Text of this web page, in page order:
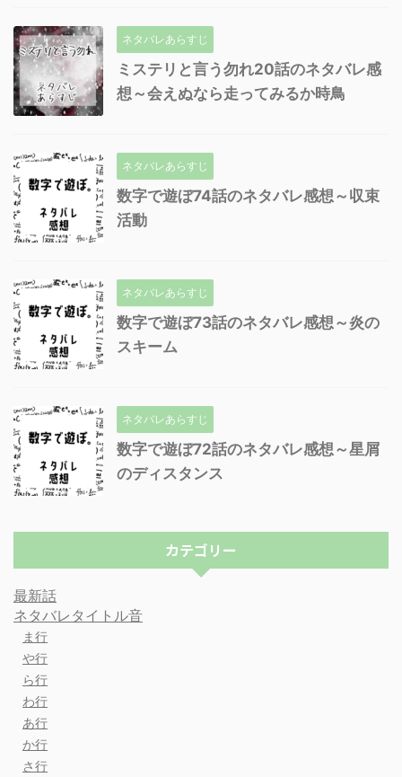
ネタバレあらすじ
ミステリと言う勿れ20話のネタバレ感
想～会えぬなら走ってみるか時鳥
ネタバレあらすじ
数字で遊ぼ74話のネタバレ感想～収束
活動
ネタバレあらすじ
数字で遊ぼ73話のネタバレ感想～炎の
スキーム
ネタバレあらすじ
数字で遊ぼ72話のネタバレ感想～星屑
のディスタンス
カテゴリー
最新話
ネタバレタイトル音
ま行
や行
ら行
わ行
あ行
か行
さ行